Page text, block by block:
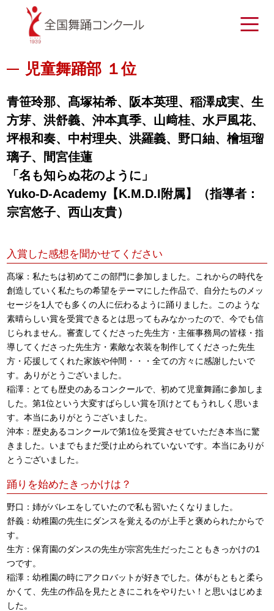
児童舞踊部 １位
青笹玲那、髙塚祐希、阪本英理、稲澤成実、生
方芽、洪舒義、沖本真季、山﨑桂、水戸風花、
坪根和奏、中村理央、洪羅義、野口紬、檜垣瑠
璃子、間宮佳蓮
「名も知らぬ花のように」
Yuko-D-Academy【K.M.D.I附属】（指導者：
宗宮悠子、西山友貴）
入賞した感想を聞かせてください
髙塚：私たちは初めてこの部門に参加しました。これからの時代を
創造していく私たちの希望をテーマにした作品で、自分たちのメッ
セージを1人でも多くの人に伝わるように踊りました。このような
素晴らしい賞を受賞できるとは思ってもみなかったので、今でも信
じられません。審査してくださった先生方・主催事務局の皆様・指
導してくださった先生方・素敵な衣装を制作してくださった先生
方・応援してくれた家族や仲間・・・全ての方々に感謝したいで
す。ありがとうございました。
稲澤：とても歴史のあるコンクールで、初めて児童舞踊に参加しま
した。第1位という大変すばらしい賞を頂けとてもうれしく思いま
す。本当にありがとうございました。
沖本：歴史あるコンクールで第1位を受賞させていただき本当に驚
きました。いまでもまだ受け止められていないです。本当にありが
とうございました。
踊りを始めたきっかけは？
野口：姉がバレエをしていたので私も習いたくなりました。
舒義：幼稚園の先生にダンスを覚えるのが上手と褒められたからで
す。
生方：保育園のダンスの先生が宗宮先生だったこともきっかけの1
つです。
稲澤：幼稚園の時にアクロバットが好きでした。体がもともと柔ら
かくて、先生の作品を見たときにこれをやりたい！と思いはじめま
した。